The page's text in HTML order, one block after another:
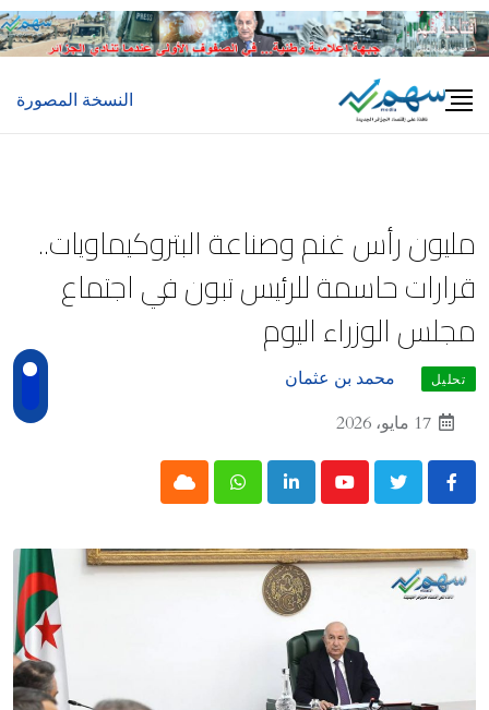
Skip
to
النسخة المصورة
مليون رأس غنم وصناعة البتروكيماويات..
قرارات حاسمة للرئيس تبون في اجتماع
مجلس الوزراء اليوم
تحليل
محمد بن عثمان
17 مايو، 2026
Youtube
LinkedIn
Whatsapp
Cloud